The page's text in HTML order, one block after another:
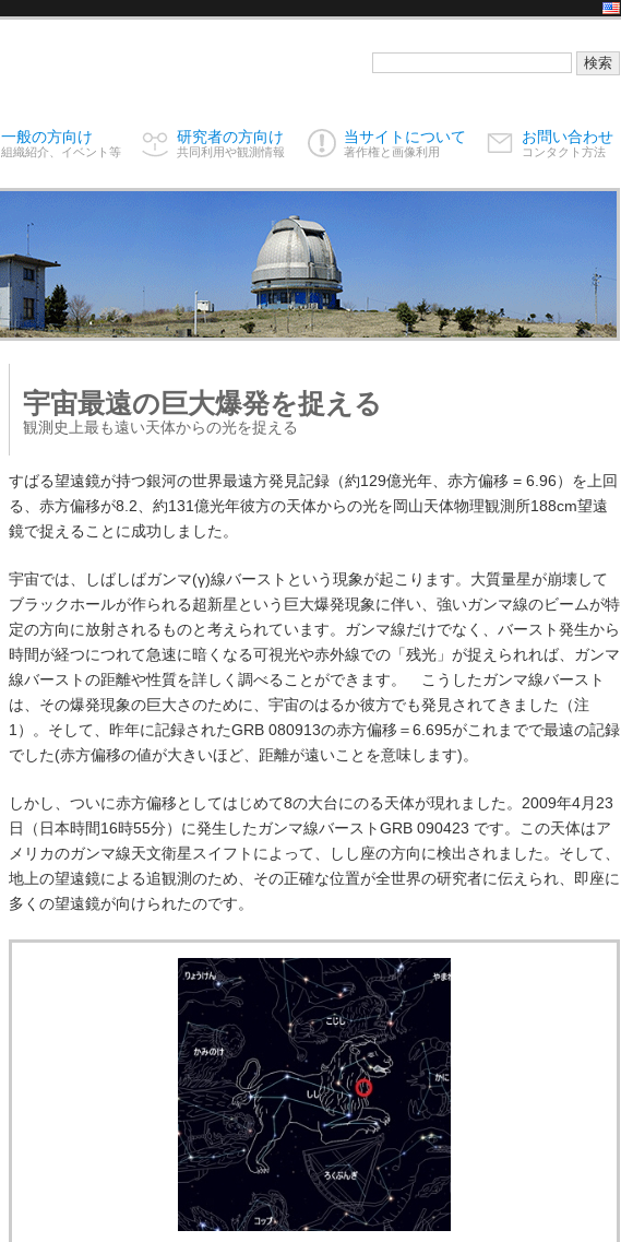
一般の方向け
組織紹介、イベント等
研究者の方向け
共同利用や観測情報
当サイトについて
著作権と画像利用
お問い合わせ
コンタクト方法
宇宙最遠の巨大爆発を捉える
観測史上最も遠い天体からの光を捉える
すばる望遠鏡が持つ銀河の世界最遠方発見記録（約129億光年、赤方偏移 = 6.96）を上回
る、赤方偏移が8.2、約131億光年彼方の天体からの光を岡山天体物理観測所188cm望遠
鏡で捉えることに成功しました。
宇宙では、しばしばガンマ(γ)線バーストという現象が起こります。大質量星が崩壊して
ブラックホールが作られる超新星という巨大爆発現象に伴い、強いガンマ線のビームが特
定の方向に放射されるものと考えられています。ガンマ線だけでなく、バースト発生から
時間が経つにつれて急速に暗くなる可視光や赤外線での「残光」が捉えられれば、ガンマ
線バーストの距離や性質を詳しく調べることができます。 こうしたガンマ線バースト
は、その爆発現象の巨大さのために、宇宙のはるか彼方でも発見されてきました（注
1）。そして、昨年に記録されたGRB 080913の赤方偏移＝6.695がこれまでで最遠の記録
でした(赤方偏移の値が大きいほど、距離が遠いことを意味します)。
しかし、ついに赤方偏移としてはじめて8の大台にのる天体が現れました。2009年4月23
日（日本時間16時55分）に発生したガンマ線バーストGRB 090423 です。この天体はア
メリカのガンマ線天文衛星スイフトによって、しし座の方向に検出されました。そして、
地上の望遠鏡による追観測のため、その正確な位置が全世界の研究者に伝えられ、即座に
多くの望遠鏡が向けられたのです。